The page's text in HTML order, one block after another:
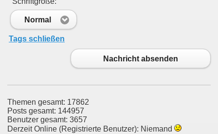
Normal
Tags schließen
Nachricht absenden
Themen gesamt: 17862
Posts gesamt: 144957
Benutzer gesamt: 3657
Derzeit Online (Registrierte Benutzer): Niemand